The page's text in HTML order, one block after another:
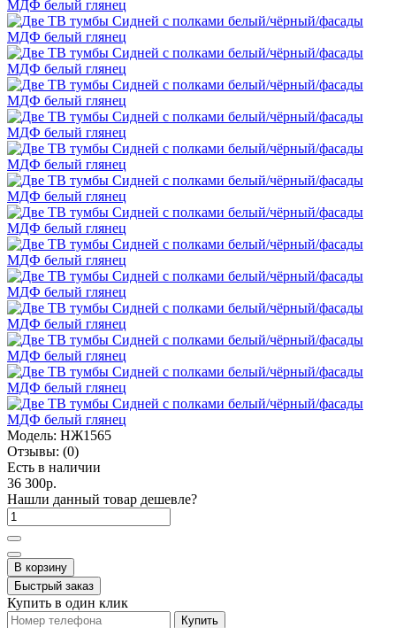
Модель: НЖ1565
Отзывы: (0)
Есть в наличии
36 300р.
Нашли данный товар дешевле?
В корзину
Быстрый заказ
Купить в один клик
Купить